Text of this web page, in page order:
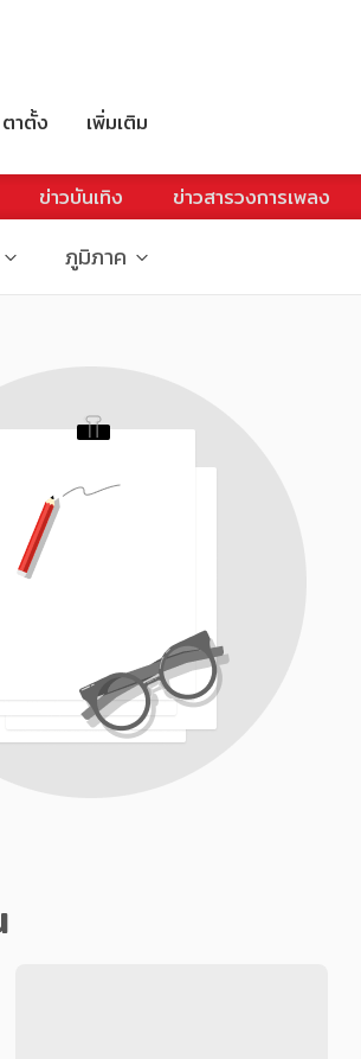
ตาตั้ง เพิ่มเติม
ข่าวบันเทิง ข่าวสารวงการเพลง
ภูมิภาค